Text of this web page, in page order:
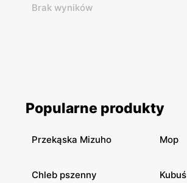
Brak wyników
Popularne produkty
Przekąska Mizuho Mop
Chleb pszenny Kubuś